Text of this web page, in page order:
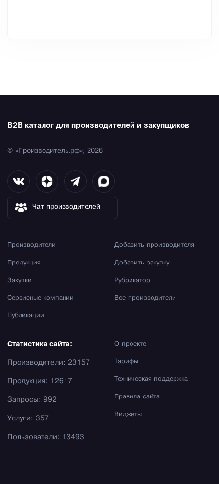
B2B каталог для производителей и закупщиков
© «Производитель.рф», 2026
Чат производителей
Производители
Продукция
Закупки
Сервисные компании
Публикации
Добавить производителя
Добавить закупку
Рубрикатор
Все производители
О проекте
Тарифы
Техническая поддержка
Правила сайта
Виджеты
Статистика сайта:
Производители: 23157
Продукция: 12617
Запросы: 992
Услуги: 357
Пользователи: 13493